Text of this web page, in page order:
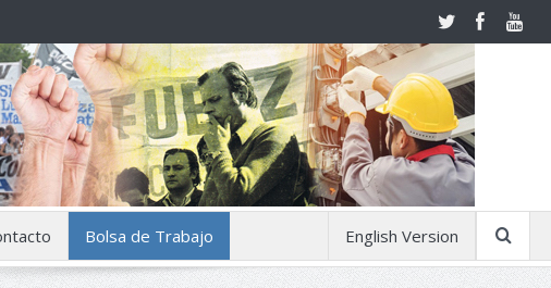
Bolsa de Trabajo English Version